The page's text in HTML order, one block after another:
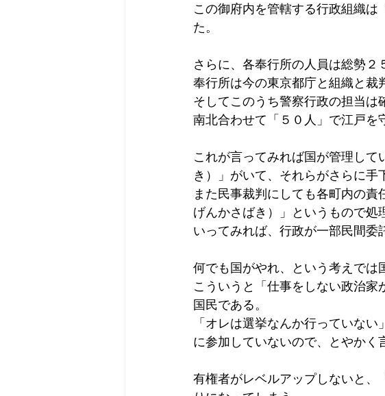
この御府内を管轄する行政組織
た。
さらに、各奉行所の人員は総勢２
奉行所は今の東京都庁と組織と裁
そしてこのうち警察行政の担当は
南北合わせて「５０人」で江戸を
これが言ってみれば国が管理し
き）」がいて、それらがさらに手
また民事裁判にしても各町内の
げんかさばき）」というもので処
いってみれば、行政が一部民間委
何でも国がやれ、という考えでは
こういうと「仕事をしない政治
国民である。
「オレは選挙なんか行っていな
に参加していないので、とやかく
有権者がレベルアップしないと、